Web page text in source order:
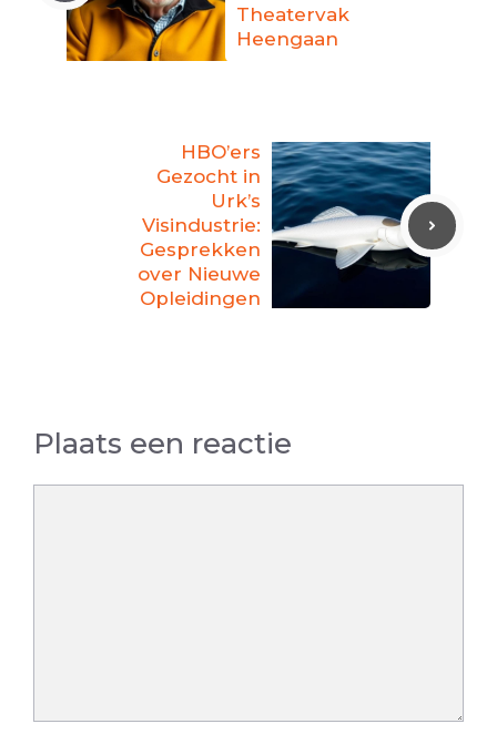
Theatervak
Heengaan
HBO’ers
Gezocht in
Urk’s
Visindustrie:
Gesprekken
over Nieuwe
Opleidingen
Plaats een reactie